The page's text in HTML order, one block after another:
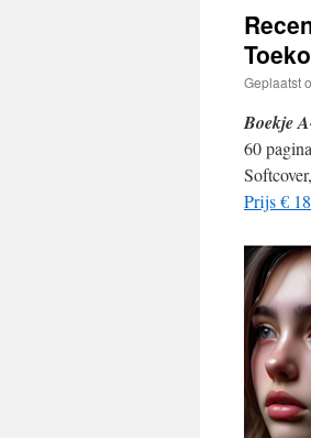
Geplaatst
Boekje
60
Prijs € 18